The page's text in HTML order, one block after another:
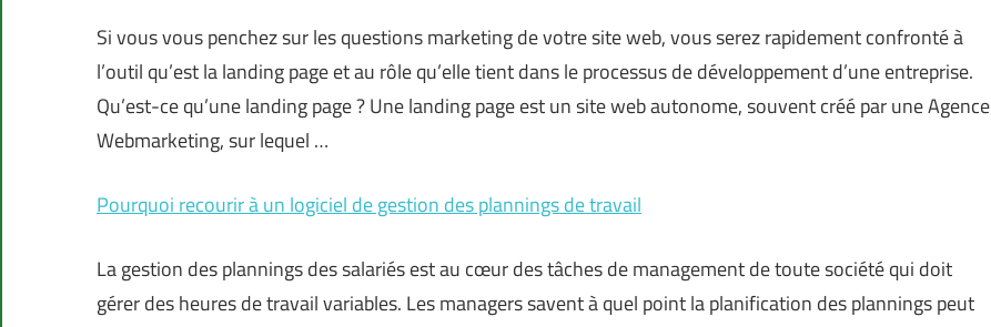
Si vous vous penchez sur les questions marketing de votre site web, vous serez rapidement confronté à
l’outil qu’est la landing page et au rôle qu’elle tient dans le processus de développement d’une entreprise.
Qu’est-ce qu’une landing page ? Une landing page est un site web autonome, souvent créé par une Agence
Webmarketing, sur lequel …
Pourquoi recourir à un logiciel de gestion des plannings de travail
La gestion des plannings des salariés est au cœur des tâches de management de toute société qui doit
gérer des heures de travail variables. Les managers savent à quel point la planification des plannings peut